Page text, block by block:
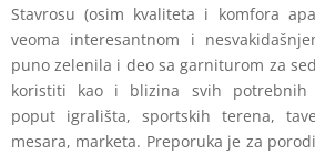
Stavrosu (osim kvaliteta i komfora
veoma interesantnom i
puno zelenila i deo sa garniturom za
koristiti kao i blizina svih potrebnih
poput igrališta, sportskih terena,
mesara, marketa. Preporuka je za